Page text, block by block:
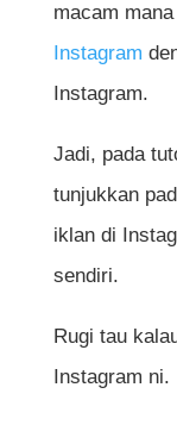
macam mana
Instagram
Instagram.
Jadi, pada
tunjukkan
iklan di
sendiri.
Rugi tau
Instagram ni.